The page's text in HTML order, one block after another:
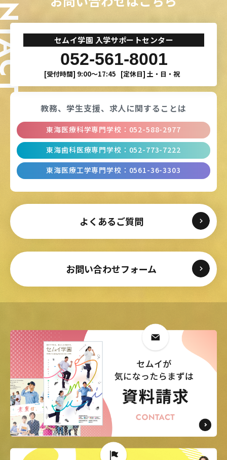
セムイ学園 入学サポートセンター
052-561-8001
[受付時間] 9:00〜17:45 [定休日] 土・日・祝
よくあるご質問
お問い合わせフォーム
教務、学生支援、 求人に関することは
東海医療科学専門学校 ： 052-588-2977
東海歯科医療専門学校 ： 052-773-7222
東海医療工学専門学校 ： 0561-36-3303